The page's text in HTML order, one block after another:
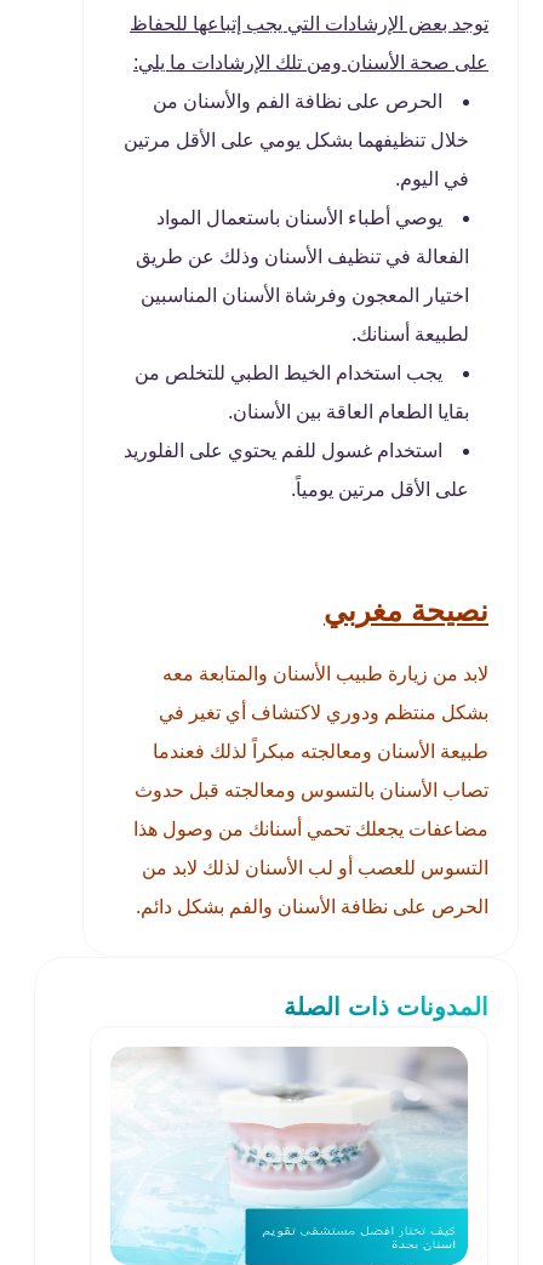
توجد بعض الإرشادات التي يجب إتباعها للحفاظ
على صحة الأسنان ومن تلك الإرشادات ما يلي:
الحرص على نظافة الفم والأسنان من
خلال تنظيفهما بشكل يومي على الأقل مرتين
في اليوم.
يوصي أطباء الأسنان باستعمال المواد
الفعالة في تنظيف الأسنان وذلك عن طريق
اختيار المعجون وفرشاة الأسنان المناسبين
لطبيعة أسنانك.
يجب استخدام الخيط الطبي للتخلص من
بقايا الطعام العاقة بين الأسنان.
استخدام غسول للفم يحتوي على الفلوريد
على الأقل مرتين يومياً.
نصيحة مغربي
لابد من زيارة طبيب الأسنان والمتابعة معه
بشكل منتظم ودوري لاكتشاف أي تغير في
طبيعة الأسنان ومعالجته مبكراً لذلك فعندما
تصاب الأسنان بالتسوس ومعالجته قبل حدوث
مضاعفات يجعلك تحمي أسنانك من وصول هذا
التسوس للعصب أو لب الأسنان لذلك لابد من
الحرص على نظافة الأسنان والفم بشكل دائم.
المدونات ذات الصلة